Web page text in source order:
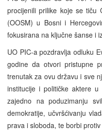
procijenili prilike koje se tiču
(OOSM) u Bosni i
fokusirana na ključne šanse i
UO PIC-a pozdravlja odluku
godine da otvori pristupne
trenutak za ovu državu i sve
institucije i političke aktere
zajedno na poduzimanju
demokratije, učvršćivanju
prava i sloboda, te borbi